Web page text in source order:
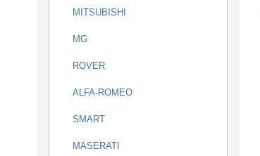
MITSUBISHI
MG
ROVER
ALFA-ROMEO
SMART
MASERATI